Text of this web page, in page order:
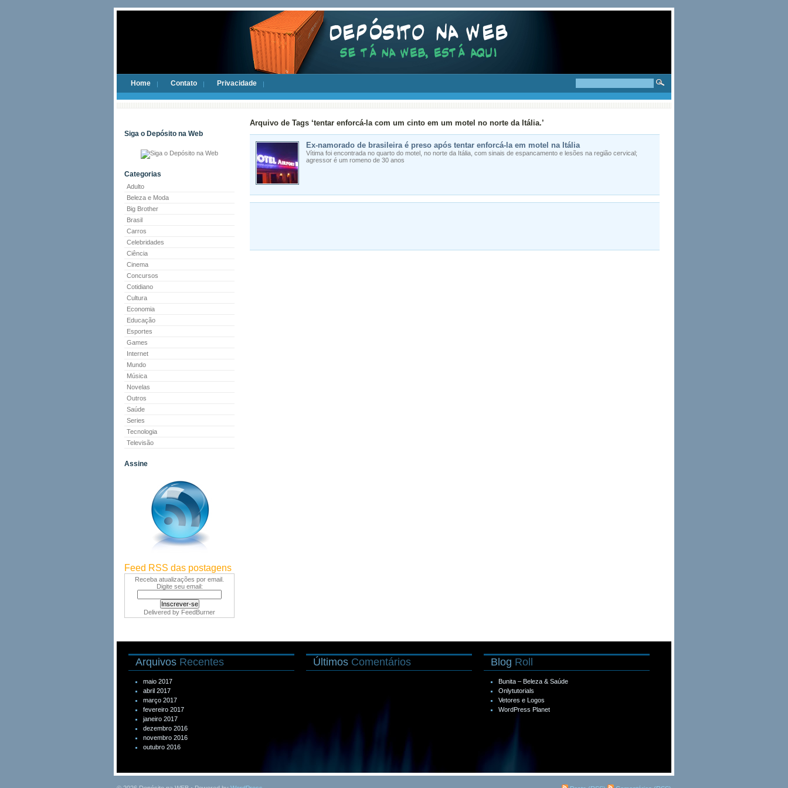
Home Contato Privacidade
Siga o Depósito na Web
Categorias
Adulto
Beleza e Moda
Big Brother
Brasil
Carros
Celebridades
Ciência
Cinema
Concursos
Cotidiano
Cultura
Economia
Educação
Esportes
Games
Internet
Mundo
Música
Novelas
Outros
Saúde
Series
Tecnologia
Televisão
Assine
Feed RSS das postagens
Receba atualizações por email.
Digite seu email:
Delivered by FeedBurner
Arquivo de Tags ‘tentar enforcá-la com um cinto em um motel no norte da Itália.’
Ex-namorado de brasileira é preso após tentar enforcá-la em motel na Itália
Vítima foi encontrada no quarto do motel, no norte da Itália, com sinais de espancamento e lesões na região cervical;
agressor é um romeno de 30 anos
Arquivos Recentes
maio 2017
abril 2017
março 2017
fevereiro 2017
janeiro 2017
dezembro 2016
novembro 2016
outubro 2016
Últimos Comentários Blog Roll
Bunita – Beleza & Saúde
Onlytutorials
Vetores e Logos
WordPress Planet